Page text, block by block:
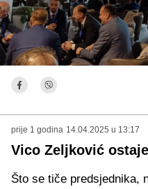
prije 1 godina 14.04.2025 u 13:17
Vico Zeljković
Što se tiče predsjednika,